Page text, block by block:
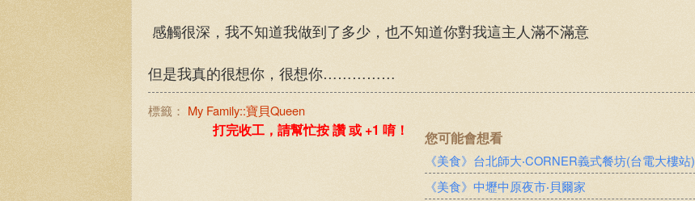
感觸很深，我不知道我做到了多少，也不知道你對我這主人滿不滿意
但是我真的很想你，很想你……………
標籤： My Family::寶貝Queen
您可能會想看
《美食》台北師大‧CORNER義式餐坊(台電大樓站)
《美食》中壢中原夜市‧貝爾家